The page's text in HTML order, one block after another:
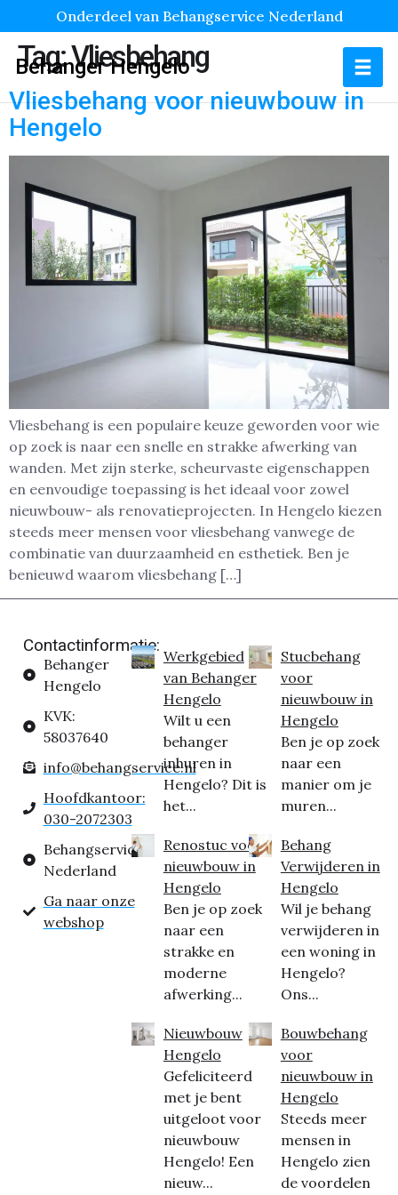
Onderdeel van Behangservice Nederland
Behanger Hengelo
Tag:Vliesbehang
Vliesbehang voor nieuwbouw in
Hengelo
Vliesbehang is een populaire keuze geworden voor wie
op zoek is naar een snelle en strakke afwerking van
wanden. Met zijn sterke, scheurvaste eigenschappen
en eenvoudige toepassing is het ideaal voor zowel
nieuwbouw- als renovatieprojecten. In Hengelo kiezen
steeds meer mensen voor vliesbehang vanwege de
combinatie van duurzaamheid en esthetiek. Ben je
benieuwd waarom vliesbehang […]
Contactinformatie:
Behanger
Hengelo
KVK:
58037640
info@behangservice.nl
Hoofdkantoor:
030-2072303
Behangservice
Nederland
Ga naar onze
webshop
Werkgebied
van Behanger
Hengelo
Wilt u een
behanger
inhuren in
Hengelo? Dit is
het...
Renostuc voor
nieuwbouw in
Hengelo
Ben je op zoek
naar een
strakke en
moderne
afwerking...
Nieuwbouw
Hengelo
Gefeliciteerd
met je bent
uitgeloot voor
nieuwbouw
Hengelo! Een
nieuw...
Stucbehang
voor
nieuwbouw in
Hengelo
Ben je op zoek
naar een
manier om je
muren...
Behang
Verwijderen in
Hengelo
Wil je behang
verwijderen in
een woning in
Hengelo?
Ons...
Bouwbehang
voor
nieuwbouw in
Hengelo
Steeds meer
mensen in
Hengelo zien
de voordelen